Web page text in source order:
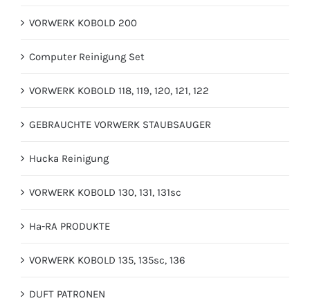
VORWERK KOBOLD 200
Computer Reinigung Set
VORWERK KOBOLD 118, 119, 120, 121, 122
GEBRAUCHTE VORWERK STAUBSAUGER
Hucka Reinigung
VORWERK KOBOLD 130, 131, 131sc
Ha-RA PRODUKTE
VORWERK KOBOLD 135, 135sc, 136
DUFT PATRONEN